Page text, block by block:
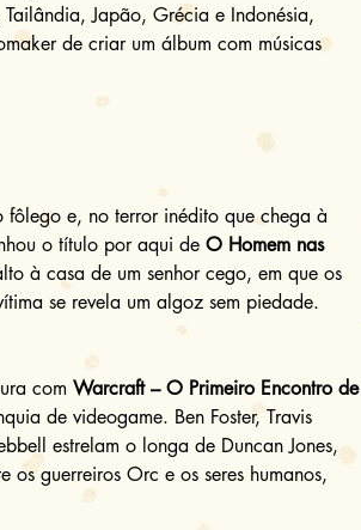
Japão, Grécia e Indonésia,
de criar um álbum com músicas
fôlego e, no terror inédito que chega à
o título por aqui de O Homem nas
à casa de um senhor cego, em que os
se revela um algoz sem piedade.
com Warcraft – O Primeiro Encontro de
de videogame. Ben Foster, Travis
estrelam o longa de Duncan Jones,
os guerreiros Orc e os seres humanos,